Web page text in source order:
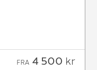
FRA 4 500 kr